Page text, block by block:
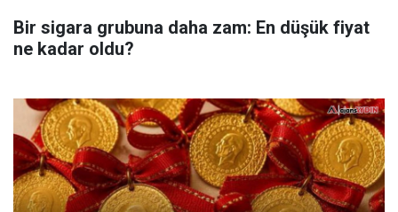
Bir sigara grubuna daha zam: En düşük fiyat
ne kadar oldu?